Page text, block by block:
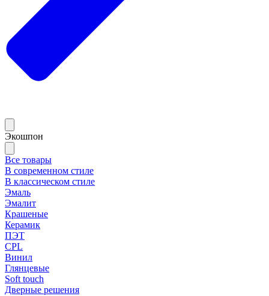
Экошпон
Все товары
В современном стиле
В классическом стиле
Эмаль
Эмалит
Крашеные
Керамик
ПЭТ
CPL
Винил
Глянцевые
Soft touch
Дверные решения